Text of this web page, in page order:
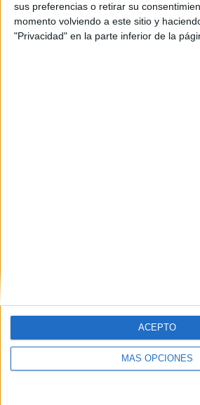
sus preferencias o retirar su
momento volviendo a este sitio y
"Privacidad" en la parte inferior de la
MÁS OPCIONES
ACEPTO
Suscribir